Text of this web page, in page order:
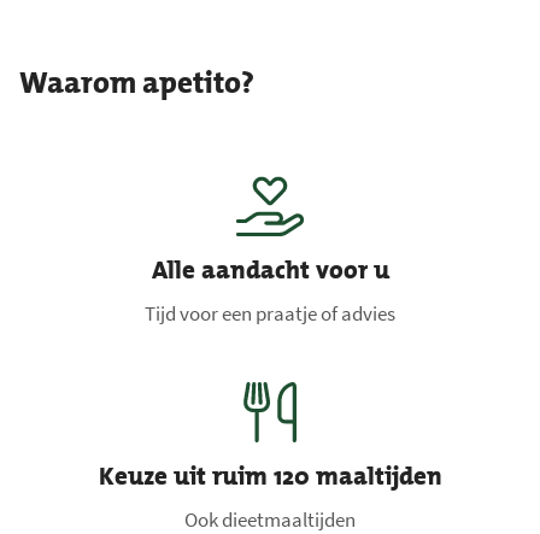
Waarom apetito?
Alle aandacht voor u
Tijd voor een praatje of advies
Keuze uit ruim 120 maaltijden
Ook dieetmaaltijden